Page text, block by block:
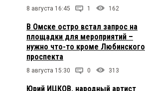
8 августа 16:45 1 162
В Омске остро встал запрос на
площадки для мероприятий –
нужно что-то кроме Любинского
проспекта
8 августа 15:30 0 313
Юрий ИЦКОВ, народный артист